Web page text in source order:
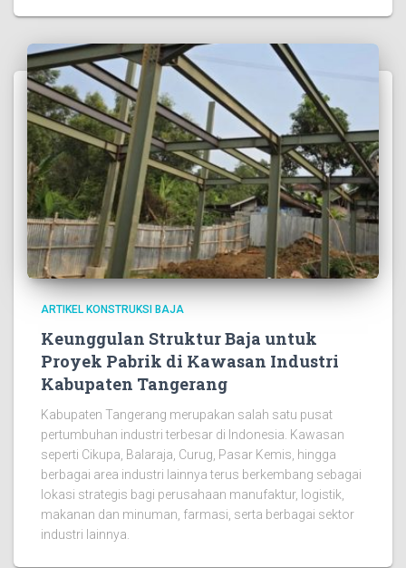
ARTIKEL KONSTRUKSI BAJA
Keunggulan Struktur Baja untuk
Proyek Pabrik di Kawasan Industri
Kabupaten Tangerang
Kabupaten Tangerang merupakan salah satu pusat
pertumbuhan industri terbesar di Indonesia. Kawasan
seperti Cikupa, Balaraja, Curug, Pasar Kemis, hingga
berbagai area industri lainnya terus berkembang sebagai
lokasi strategis bagi perusahaan manufaktur, logistik,
makanan dan minuman, farmasi, serta berbagai sektor
industri lainnya.